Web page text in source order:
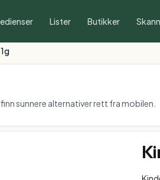
Lister Butikker
sunnere alternativer rett fra mobilen.